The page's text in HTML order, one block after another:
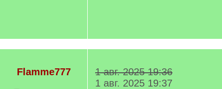
Flamme777
1 авг. 2025 19:36
1 авг. 2025 19:37